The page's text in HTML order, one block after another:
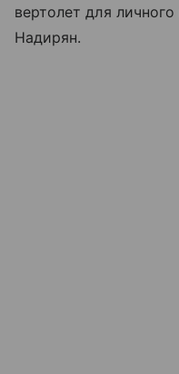
вертолет для
Надирян.